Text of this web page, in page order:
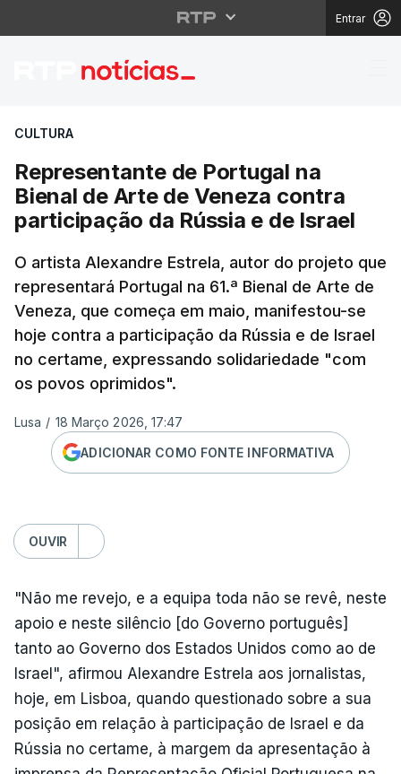
Entrar
Representante de
CULTURA
Representante de Portugal na
Bienal de Arte de Veneza contra
participação da Rússia e de Israel
O artista Alexandre Estrela, autor do projeto que
representará Portugal na 61.ª Bienal de Arte de
Veneza, que começa em maio, manifestou-se
hoje contra a participação da Rússia e de Israel
no certame, expressando solidariedade "com
os povos oprimidos".
Lusa / 18 Março 2026, 17:47
ADICIONAR COMO FONTE INFORMATIVA
OUVIR
"Não me revejo, e a equipa toda não se revê, neste
apoio e neste silêncio [do Governo português]
tanto ao Governo dos Estados Unidos como ao de
Israel", afirmou Alexandre Estrela aos jornalistas,
hoje, em Lisboa, quando questionado sobre a sua
posição em relação à participação de Israel e da
Rússia no certame, à margem da apresentação à